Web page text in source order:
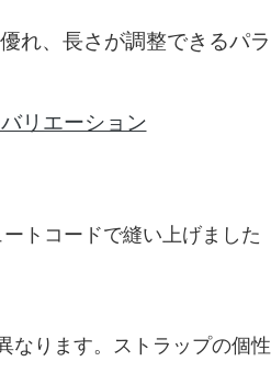
れ、長さが調整できるパラ
リエーション
トコードで縫い上げました
なります。ストラップの個性